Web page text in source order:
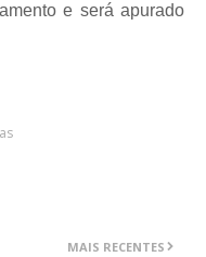
e será apurado
MAIS RECENTES